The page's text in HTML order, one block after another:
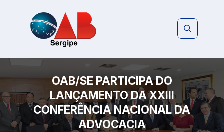
OAB/SE PARTICIPA DO
LANÇAMENTO DA XXIII
CONFERÊNCIA NACIONAL DA
ADVOCACIA